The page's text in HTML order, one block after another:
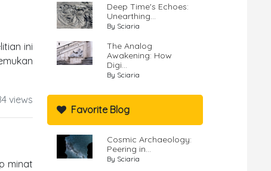
ini
views
minat
Deep Time's Echoes:
Unearthing...
By Sciaria
The Analog
Awakening: How
Digi...
By Sciaria
Favorite Blog
Cosmic Archaeology:
Peering in...
By Sciaria